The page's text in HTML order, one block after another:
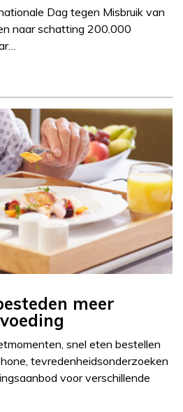
Dag tegen Misbruik van
naar schatting 200.000
meer
snel eten bestellen
tevredenheidsonderzoeken
voor verschillende